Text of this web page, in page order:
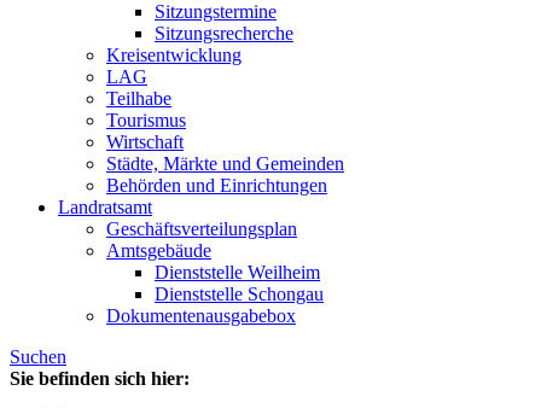
Sitzungstermine
Sitzungsrecherche
Kreisentwicklung
LAG
Teilhabe
Tourismus
Wirtschaft
Städte, Märkte und Gemeinden
Behörden und Einrichtungen
Landratsamt
Geschäftsverteilungsplan
Amtsgebäude
Dienststelle Weilheim
Dienststelle Schongau
Dokumentenausgabebox
Suchen
Sie befinden sich hier: